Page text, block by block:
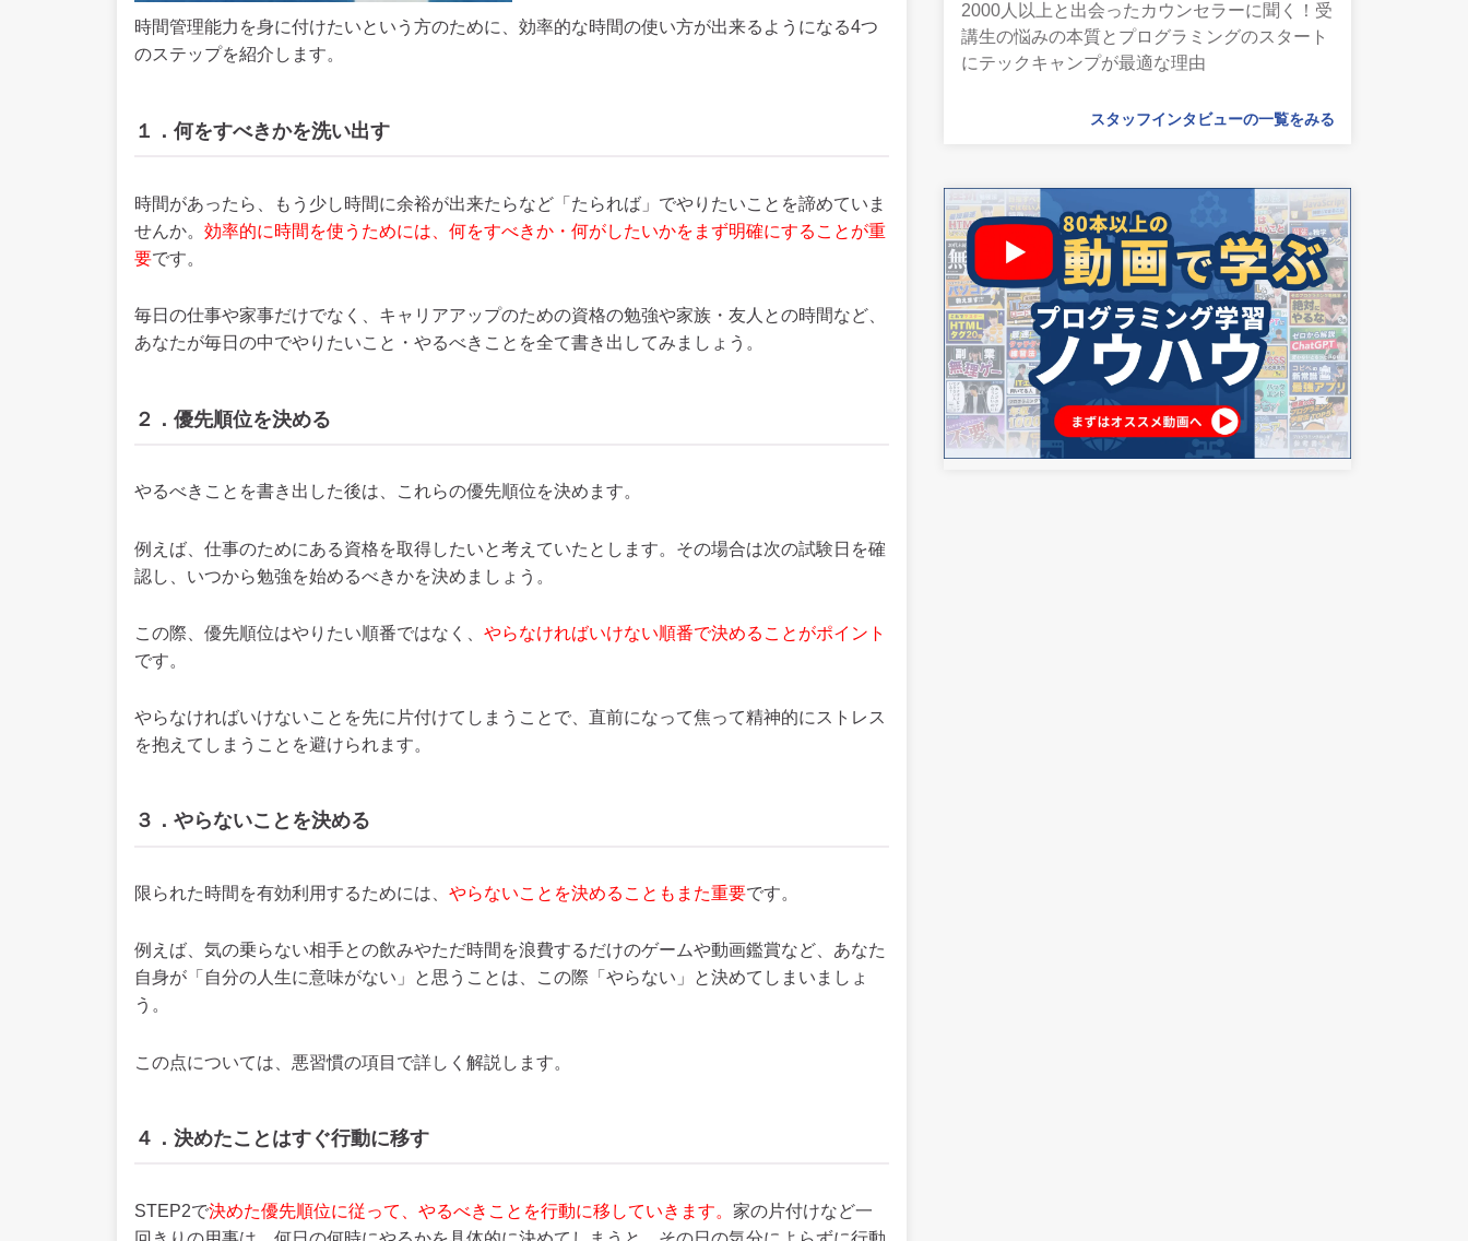
時間管理能力を身に付けたいという方のために、効率的な時間の使い方が出来るようになる4つ
のステップを紹介します。
１．何をすべきかを洗い出す
時間があったら、もう少し時間に余裕が出来たらなど「たられば」でやりたいことを諦めていま
せんか。 効率的に時間を使うためには、何をすべきか・何がしたいかをまず明確にすることが重
要です。
毎日の仕事や家事だけでなく、キャリアアップのための資格の勉強や家族・友人との時間など、
あなたが毎日の中でやりたいこと・やるべきことを全て書き出してみましょう。
２．優先順位を決める
やるべきことを書き出した後は、これらの優先順位を決めます。
例えば、仕事のためにある資格を取得したいと考えていたとします。その場合は次の試験日を確
認し、いつから勉強を始めるべきかを決めましょう。
この際、優先順位はやりたい順番ではなく、 やらなければいけない順番で決めることがポイント
です。
やらなければいけないことを先に片付けてしまうことで、直前になって焦って精神的にストレス
を抱えてしまうことを避けられます。
３．やらないことを決める
限られた時間を有効利用するためには、 やらないことを決めることもまた重要です。
例えば、気の乗らない相手との飲みやただ時間を浪費するだけのゲームや動画鑑賞など、あなた
自身が「自分の人生に意味がない」と思うことは、この際「やらない」と決めてしまいましょ
う。
この点については、悪習慣の項目で詳しく解説します。
４．決めたことはすぐ行動に移す
STEP2で決めた優先順位に従って、やるべきことを行動に移していきます。 家の片付けなど一
2000人以上と出会ったカウンセラーに聞く！受
講生の悩みの本質とプログラミングのスタート
にテックキャンプが最適な理由
スタッフインタビューの一覧をみる